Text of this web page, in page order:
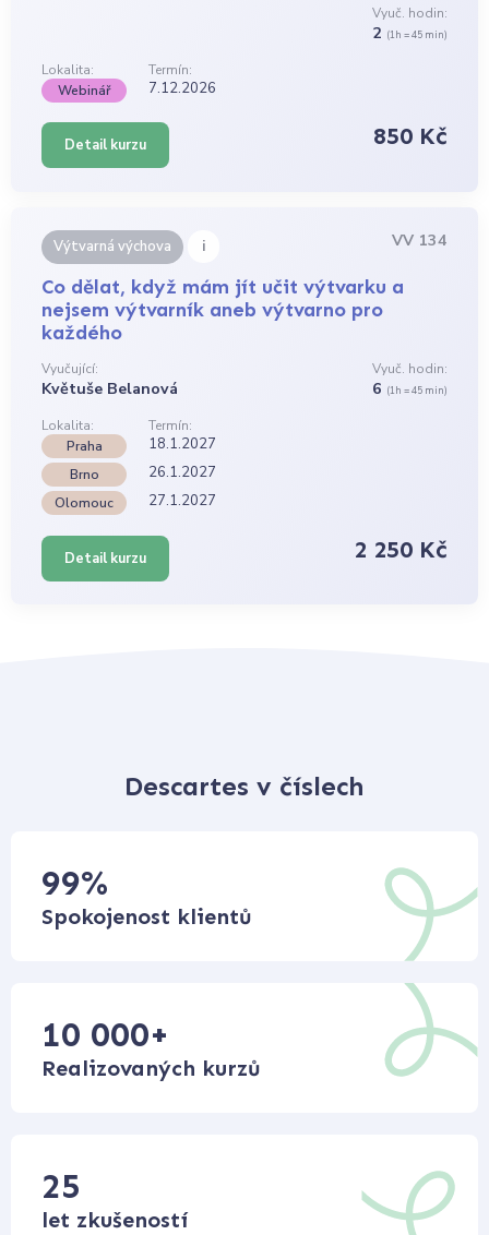
Vyuč. hodin:
2 (1h = 45 min)
Lokalita:
Termín:
Webinář
7.12.2026
Detail kurzu 850 Kč
Výtvarná výchova i VV 134
Co dělat, když mám jít učit výtvarku a
nejsem výtvarník aneb výtvarno pro
každého
Vyučující:
Květuše Belanová
Vyuč. hodin:
6 (1h = 45 min)
Lokalita:
Termín:
Praha
18.1.2027
Brno 26.1.2027
Olomouc 27.1.2027
Detail kurzu 2 250 Kč
Descartes v číslech
99%
Spokojenost klientů
10 000+
Realizovaných kurzů
25
let zkušeností